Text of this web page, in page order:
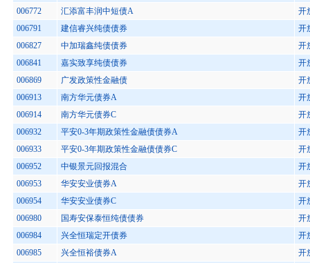
006772
汇添富丰润中短债A
开
006791
建信睿兴纯债债券
开
006827
中加瑞鑫纯债债券
开
006841
嘉实致享纯债债券
开
006869
广发政策性金融债
开
006913
南方华元债券A
开
006914
南方华元债券C
开
006932
平安0-3年期政策性金融债债券A
开
006933
平安0-3年期政策性金融债债券C
开
006952
中银景元回报混合
开
006953
华安安业债券A
开
006954
华安安业债券C
开
006980
国寿安保泰恒纯债债券
开
006984
兴全恒瑞定开债券
开
006985
兴全恒裕债券A
开